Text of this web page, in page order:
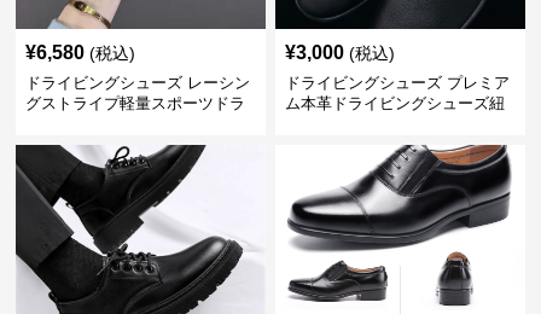
¥6,580 (税込)
ドライビングシューズ レーシン
グストライプ軽量スポーツドラ
¥3,000 (税込)
ドライビングシューズ プレミア
ム本革ドライビングシューズ紐